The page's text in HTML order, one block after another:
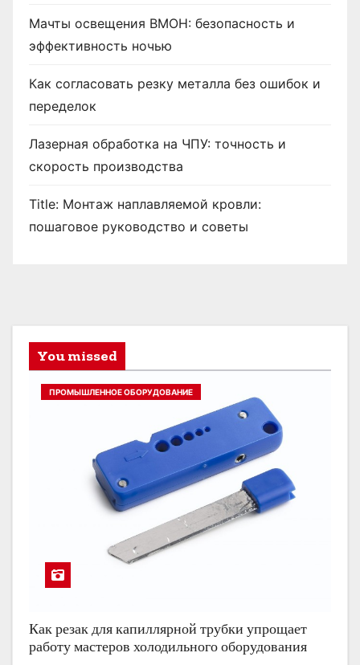
Мачты освещения ВМОН: безопасность и
эффективность ночью
Как согласовать резку металла без ошибок и
переделок
Лазерная обработка на ЧПУ: точность и
скорость производства
Title: Монтаж наплавляемой кровли:
пошаговое руководство и советы
You missed
ПРОМЫШЛЕННОЕ ОБОРУДОВАНИЕ
Как резак для капиллярной трубки упрощает
работу мастеров холодильного оборудования